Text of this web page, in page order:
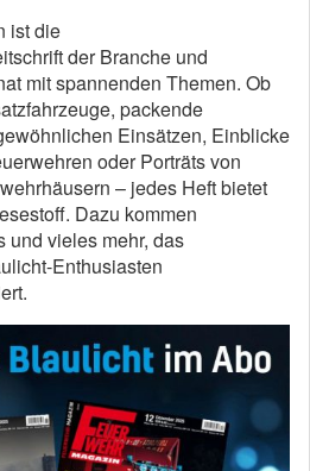
ist die
der Branche und
mit spannenden Themen. Ob
packende
Einsätzen, Einblicke
oder Porträts von
– jedes Heft bietet
Dazu kommen
und vieles mehr, das
Enthusiasten